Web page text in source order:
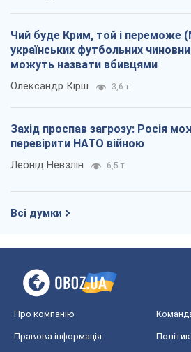
Чий буде Крим, той і переможе
українських футбольних
можуть назвати вбивцями
Олександр Кірш 3,6 т.
Захід проспав загрозу: Росія
перевірити НАТО війною
Леонід Невзлін 6,5 т.
Всі думки
Про компанію
Правова інформація